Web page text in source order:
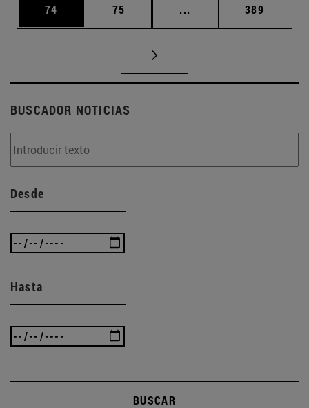
Página
74 Página
75 ... Páginas intermedias
Página
389
BUSCADOR NOTICIAS
Desde
Hasta
BUSCAR